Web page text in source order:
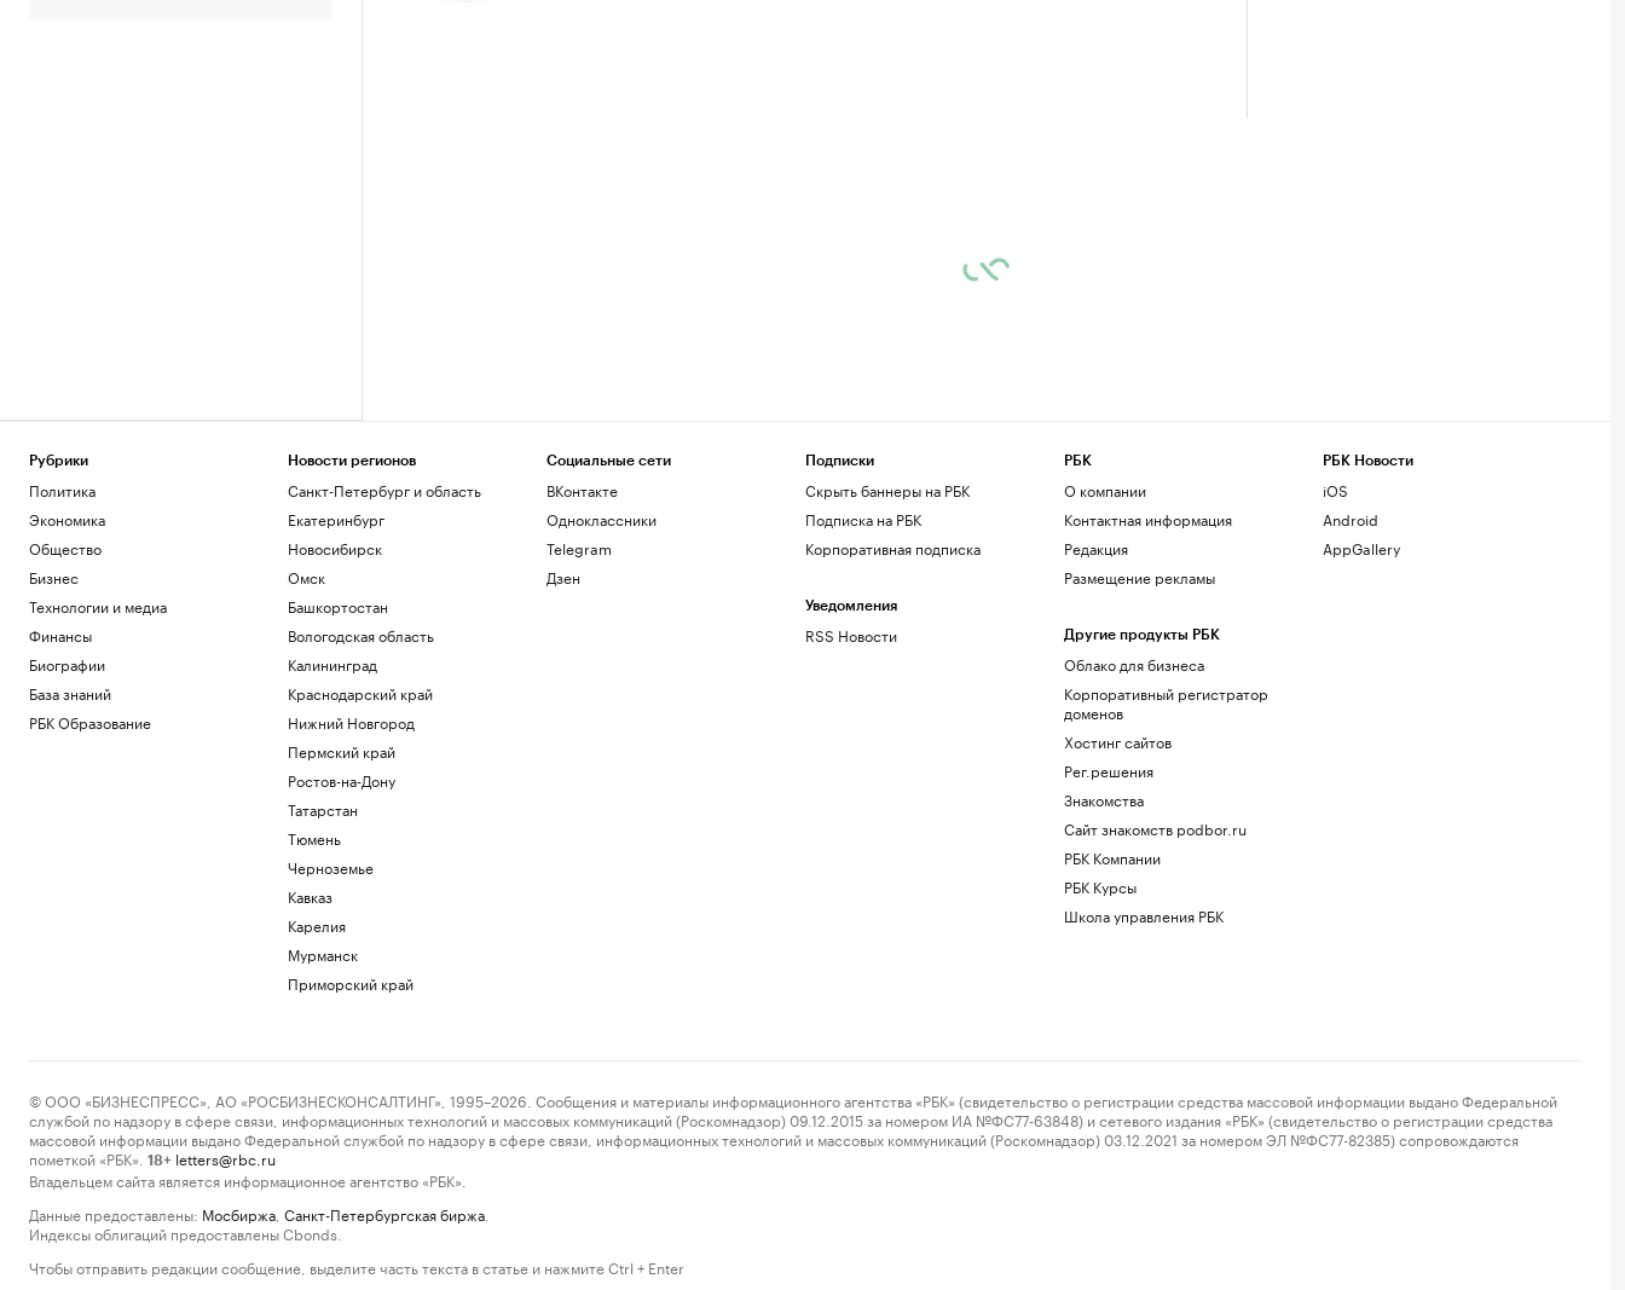
Рубрики
Политика
Экономика
Общество
Бизнес
Технологии и медиа
Финансы
Биографии
База знаний
РБК Образование
Новости регионов
Санкт-Петербург и область
Екатеринбург
Новосибирск
Омск
Башкортостан
Вологодская область
Калининград
Краснодарский край
Нижний Новгород
Пермский край
Ростов-на-Дону
Татарстан
Тюмень
Черноземье
Кавказ
Карелия
Мурманск
Приморский край
Социальные сети
ВКонтакте
Одноклассники
Telegram
Дзен
Подписки
Скрыть баннеры на РБК
Подписка на РБК
Корпоративная подписка
Уведомления
RSS Новости
РБК
О компании
Контактная информация
Редакция
Размещение рекламы
Другие продукты РБК
Облако для бизнеса
Корпоративный регистратор
доменов
Хостинг сайтов
Рег.решения
Знакомства
Сайт знакомств podbor.ru
РБК Компании
РБК Курсы
Школа управления РБК
РБК Новости
iOS
Android
AppGallery
© ООО «БИЗНЕСПРЕСС», АО «РОСБИЗНЕСКОНСАЛТИНГ», 1995–2026. Сообщения и материалы информационного агентства «РБК» (свидетельство о регистрации средства массовой информации выдано Федеральной
службой по надзору в сфере связи, информационных технологий и массовых коммуникаций (Роскомнадзор) 09.12.2015 за номером ИА №ФС77-63848) и сетевого издания «РБК» (свидетельство о регистрации средства
массовой информации выдано Федеральной службой по надзору в сфере связи, информационных технологий и массовых коммуникаций (Роскомнадзор) 03.12.2021 за номером ЭЛ №ФС77-82385) сопровождаются
пометкой «РБК».
18+ letters@rbc.ru
Владельцем сайта является информационное агентство «РБК».
Данные предоставлены: Мосбиржа Санкт-Петербургская биржа
Индексы облигаций предоставлены Cbonds.
Чтобы отправить редакции сообщение, выделите часть текста в статье и нажмите Ctrl + Enter